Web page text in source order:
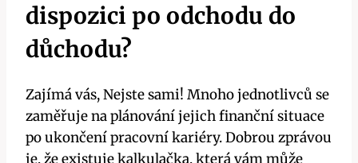
dispozici po odchodu do
důchodu?
Zajímá vás, Nejste sami! Mnoho jednotlivců se
zaměřuje na plánování jejich finanční situace
po ukončení pracovní kariéry. Dobrou zprávou
je, že existuje kalkulačka, která vám může